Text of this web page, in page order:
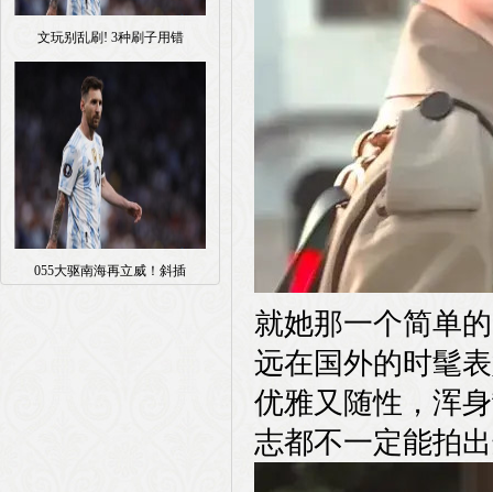
文玩别乱刷! 3种刷子用错
055大驱南海再立威！斜插
就她那一个简单
远在国外的时髦
优雅又随性，浑
志都不一定能拍